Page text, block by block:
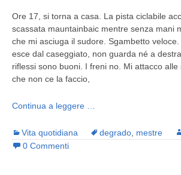
Ore 17, si torna a casa. La pista ciclabile
scassata mauntainbaic mentre senza mani
che mi asciuga il sudore. Sgambetto
esce dal caseggiato, non guarda né a
riflessi sono buoni. I freni no. Mi attacco
che non ce la faccio,
Continua a leggere …
Vita quotidiana degrado mestre
0 Commenti